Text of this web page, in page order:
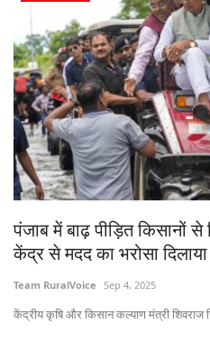
पंजाब में बाढ़ पीड़ित किसानों से
केंद्र से मदद का भरोसा दिलाया
Team RuralVoice Sep 4, 2025
केंद्रीय कृषि और किसान कल्याण मंत्री शिवराज